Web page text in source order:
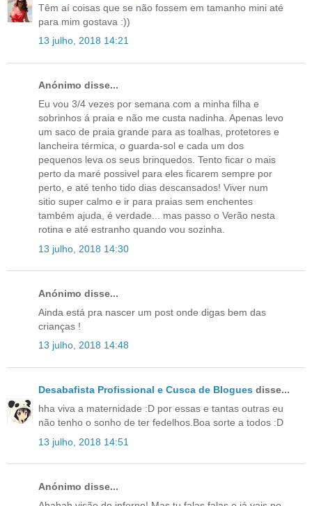
Têm aí coisas que se não fossem em tamanho mini até
para mim gostava :))
13 julho, 2018 14:21
Anónimo disse...
Eu vou 3/4 vezes por semana com a minha filha e
sobrinhos á praia e não me custa nadinha. Apenas levo
um saco de praia grande para as toalhas, protetores e
lancheira térmica, o guarda-sol e cada um dos
pequenos leva os seus brinquedos. Tento ficar o mais
perto da maré possivel para eles ficarem sempre por
perto, e até tenho tido dias descansados! Viver num
sitio super calmo e ir para praias sem enchentes
também ajuda, é verdade... mas passo o Verão nesta
rotina e até estranho quando vou sozinha.
13 julho, 2018 14:30
Anónimo disse...
Ainda está pra nascer um post onde digas bem das
crianças !
13 julho, 2018 14:48
Desabafista Profissional e Cusca de Blogues disse...
hha viva a maternidade :D por essas e tantas outras eu
não tenho o sonho de ter fedelhos.Boa sorte a todos :D
13 julho, 2018 14:51
Anónimo disse...